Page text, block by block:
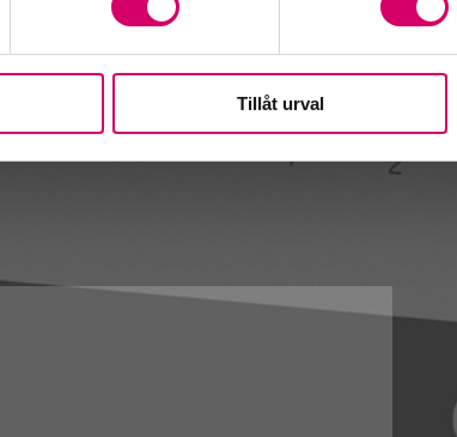
Tillåt urval